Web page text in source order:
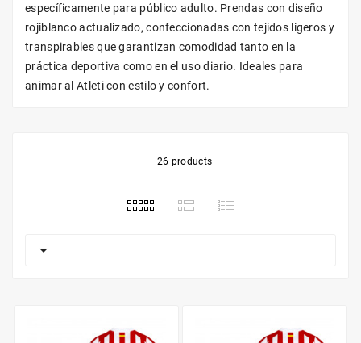
específicamente para público adulto. Prendas con diseño
rojiblanco actualizado, confeccionadas con tejidos ligeros y
transpirables que garantizan comodidad tanto en la
práctica deportiva como en el uso diario. Ideales para
animar al Atleti con estilo y confort.
26 products
